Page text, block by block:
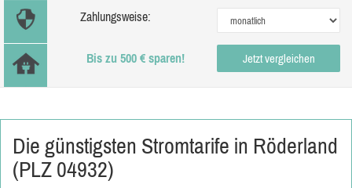
Zahlungsweise:
Bis zu 500 € sparen! Jetzt vergleichen
Die günstigsten Stromtarife in Röderland
(PLZ 04932)